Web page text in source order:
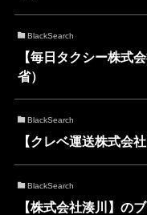
BlackSearch
【毎日タクシー株式
省）
BlackSearch
【クレベ運送株式会
BlackSearch
【株式会社湊川】の